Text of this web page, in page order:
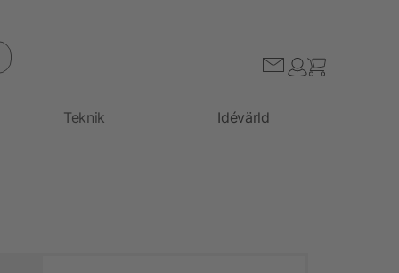
Teknik Idévärld